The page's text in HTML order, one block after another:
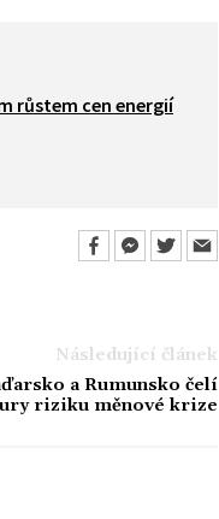
růstem cen energií
Následující článek
a Rumunsko čelí
riziku měnové krize